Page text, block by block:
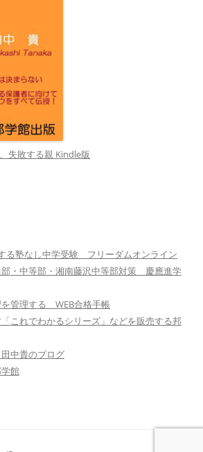
失敗する親 Kindle版
る塾なし中学受験 フリーダムオンライン
部・中等部・湘南藤沢中等部対策 慶應進学
管理する WEB合格手帳
これでわかるシリーズ」などを販売する邦
中貴のブログ
館